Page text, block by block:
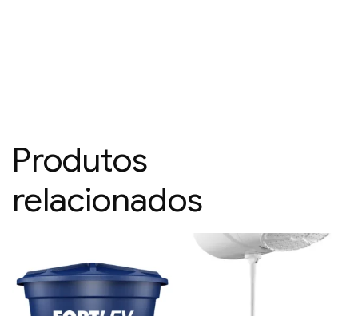
Produtos
relacionados